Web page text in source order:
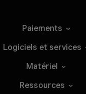
Paiements
Logiciels et services
Matériel
Ressources